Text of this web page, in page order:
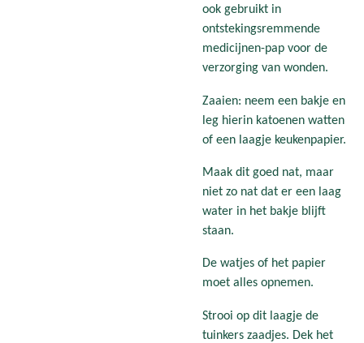
ook gebruikt in
ontstekingsremmende
medicijnen-pap voor de
verzorging van wonden.
Zaaien: neem een bakje en
leg hierin katoenen watten
of een laagje keukenpapier.
Maak dit goed nat, maar
niet zo nat dat er een laag
water in het bakje blijft
staan.
De watjes of het papier
moet alles opnemen.
Strooi op dit laagje de
tuinkers zaadjes. Dek het